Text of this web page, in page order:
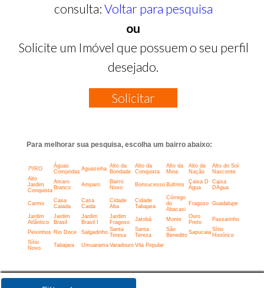
consulta: Voltar para pesquisa
ou
Solicite um Imóvel que possuem o seu perfil
desejado.
Solicitar
Para melhorar sua pesquisa, escolha um bairro abaixo:
7º/RO
Águas
Compridas Aguazinha Alto da
Bondade
Alto da
Conquista
Alto da
Mina
Alto da
Nação
Alto do Sol
Nascente
Alto
Jardim
Conquista
Amaro
Branco
Amparo
Bairro
Novo
Bonsucesso Bultrins
Caixa D
Água
Caixa
DÁgua
Carmo
Casa
Caiada
Casa
Caida
Cidade
Alta
Cidade
Tabajara
Córrego
do
Abacaxi
Fragoso Guadalupe
Jardim
Atlântico
Jardim
Brasil
Jardim
Brasil I
Jardim
Fragoso
Jatobá Monte
Ouro
Preto
Passarinho
Peixinhos Rio Doce Salgadinho Santa
Teresa
Santa
Tereza
São
Benedito Sapucaia Sítio
Histórico
Sítio
Novo
Tabajara Umuarama Varadouro Vila Popular